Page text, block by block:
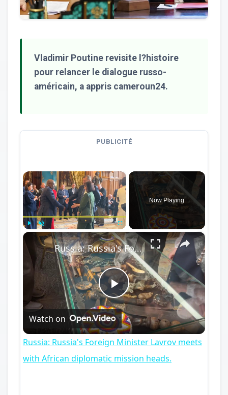
Vladimir Poutine revisite l?histoire
pour relancer le dialogue russo-
américain, a appris cameroun24.
PUBLICITÉ
×
Unmute Fullscreen
Now Playing
×
Play
Video
Russia: Russia's Foreign Minister Lavrov meets with African diplomatic mission heads.
Watch on
Russia: Russia's Foreign Minister Lavrov meets
with African diplomatic mission heads.